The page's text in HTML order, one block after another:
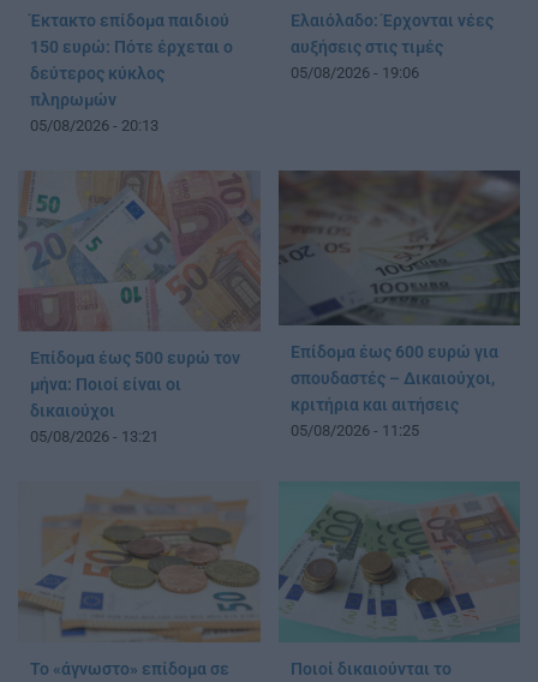
Έκτακτο επίδομα παιδιού
150 ευρώ: Πότε έρχεται ο
δεύτερος κύκλος
πληρωμών
05/08/2026 - 20:13
Ελαιόλαδο: Έρχονται νέες
αυξήσεις στις τιμές
05/08/2026 - 19:06
Επίδομα έως 500 ευρώ τον
μήνα: Ποιοί είναι οι
δικαιούχοι
05/08/2026 - 13:21
Επίδομα έως 600 ευρώ για
σπουδαστές – Δικαιούχοι,
κριτήρια και αιτήσεις
05/08/2026 - 11:25
Το «άγνωστο» επίδομα σε
Ποιοί δικαιούνται το